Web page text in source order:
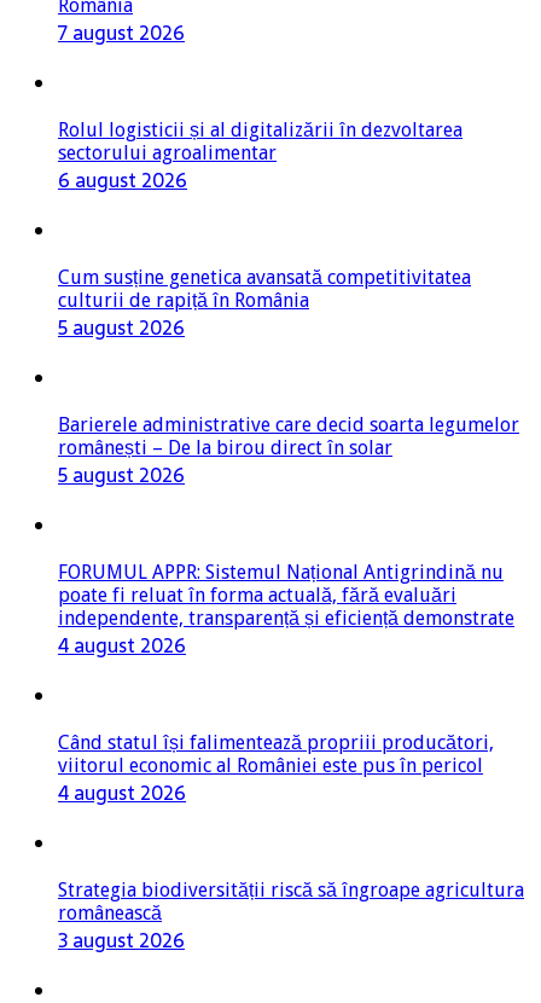
România
7 august 2026
Rolul logisticii și al digitalizării în dezvoltarea
sectorului agroalimentar
6 august 2026
Cum susține genetica avansată competitivitatea
culturii de rapiță în România
5 august 2026
Barierele administrative care decid soarta legumelor
românești – De la birou direct în solar
5 august 2026
FORUMUL APPR: Sistemul Național Antigrindină nu
poate fi reluat în forma actuală, fără evaluări
independente, transparență și eficiență demonstrate
4 august 2026
Când statul își falimentează propriii producători,
viitorul economic al României este pus în pericol
4 august 2026
Strategia biodiversității riscă să îngroape agricultura
românească
3 august 2026